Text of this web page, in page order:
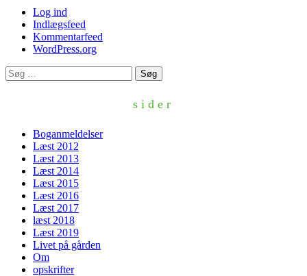
Log ind
Indlægsfeed
Kommentarfeed
WordPress.org
Søg
efter:
sider
Boganmeldelser
Læst 2012
Læst 2013
Læst 2014
Læst 2015
Læst 2016
Læst 2017
læst 2018
Læst 2019
Livet på gården
Om
opskrifter